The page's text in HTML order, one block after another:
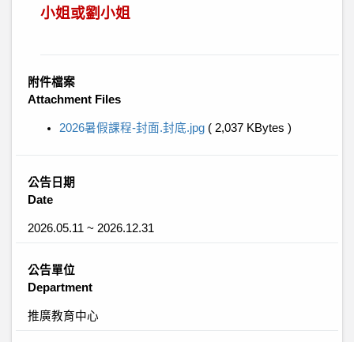
小姐或劉小姐
附件檔案
Attachment Files
2026暑假課程-封面.封底.jpg ( 2,037 KBytes )
公告日期
Date
2026.05.11 ~ 2026.12.31
公告單位
Department
推廣教育中心